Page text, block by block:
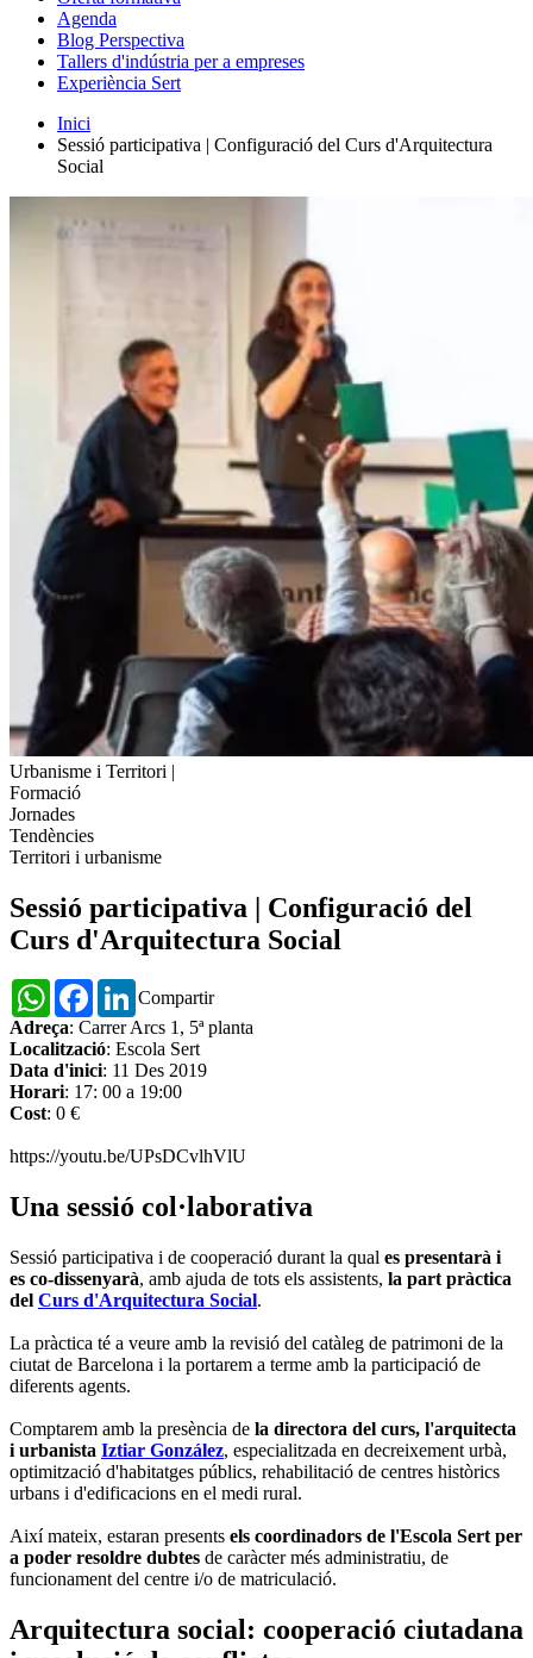
Agenda
Blog Perspectiva
Tallers d'indústria per a empreses
Experiència Sert
Inici
Sessió participativa | Configuració del Curs d'Arquitectura
Social
Urbanisme i Territori |
Formació
Jornades
Tendències
Territori i urbanisme
Sessió participativa | Configuració del
Curs d'Arquitectura Social
Compartir
WhatsAppFacebookLinkedIn
Adreça: Carrer Arcs 1, 5ª planta
Localització: Escola Sert
Data d'inici: 11 Des 2019
Horari: 17: 00 a 19:00
Cost: 0 €
https://youtu.be/UPsDCvlhVlU
Una sessió col·laborativa
Sessió participativa i de cooperació durant la qual es presentarà i
es co-dissenyarà, amb ajuda de tots els assistents, la part pràctica
del Curs d'Arquitectura Social.
La pràctica té a veure amb la revisió del catàleg de patrimoni de la
ciutat de Barcelona i la portarem a terme amb la participació de
diferents agents.
Comptarem amb la presència de la directora del curs, l'arquitecta
i urbanista Iztiar González, especialitzada en decreixement urbà,
optimització d'habitatges públics, rehabilitació de centres històrics
urbans i d'edificacions en el medi rural.
Així mateix, estaran presents els coordinadors de l'Escola Sert per
a poder resoldre dubtes de caràcter més administratiu, de
funcionament del centre i/o de matriculació.
Arquitectura social: cooperació ciutadana